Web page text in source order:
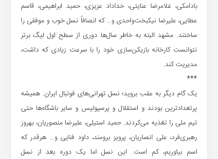
بادامکی، غلامرضا عنایتی، خداداد عزیزی، حمید ابراهیمی، قاسم
عطایی، علیرضا نیکبخت‌واحدی و… که انصافاً نسل خوب و موفقی را
ساختند. مشهد البته به خاطر سال‌ها دوری از سطح اول لیگ برتر
نتوانست کارخانه بازیکن‌سازی خود را با سرعت زیادی که داشت،
مدیریت کند.
***
یک گام دیگر به عقب بروید‌؛ نسل تهرانی‌های فوتبال ایران. همیشه
پرتعدادترین بودند و استقلال و پرسپولیس و سایر باشگاه‌ها حتی
تیم ملی را تغذیه می‌کردند. حمید استیلی، علیرضا منصوریان، بهروز
رهبری‌فرد، علی انصاریان، پرویز برومند، داود فنایی و… هرقدر که
اسم بیاوریم، کم است. این نسل اما یک دوره بعد از نسل